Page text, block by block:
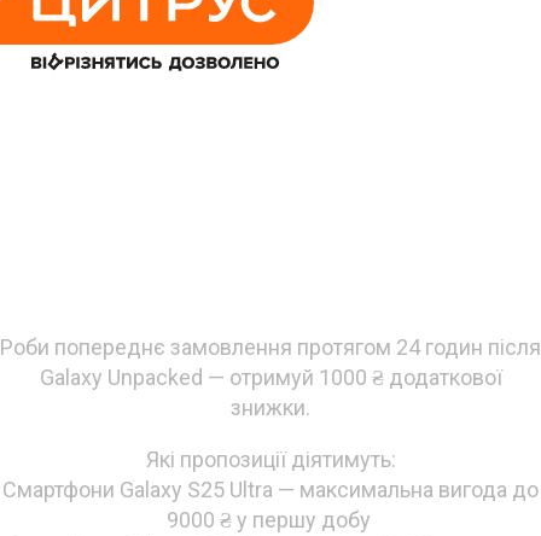
Роби попереднє замовлення протягом 24 годин після
Galaxy Unpacked — отримуй 1000 ₴ додаткової
знижки.
Які пропозиції діятимуть:
Смартфони Galaxy S25 Ultra — максимальна вигода до
9000 ₴ у першу добу